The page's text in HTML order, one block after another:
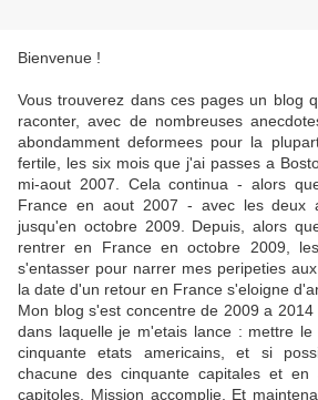
Bienvenue !
Vous trouverez dans ces pages un blog
raconter, avec de nombreuses
abondamment deformees pour la
fertile, les six mois que j'ai passes a
mi-aout 2007. Cela continua - alors
France en aout 2007 - avec les deux
jusqu'en octobre 2009. Depuis, alors
rentrer en France en octobre 2009,
s'entasser pour narrer mes peripeties
la date d'un retour en France s'eloigne
Mon blog s'est concentre de 2009 a
dans laquelle je m'etais lance : mettre
cinquante etats americains, et si
chacune des cinquante capitales et en
capitoles. Mission accomplie. Et